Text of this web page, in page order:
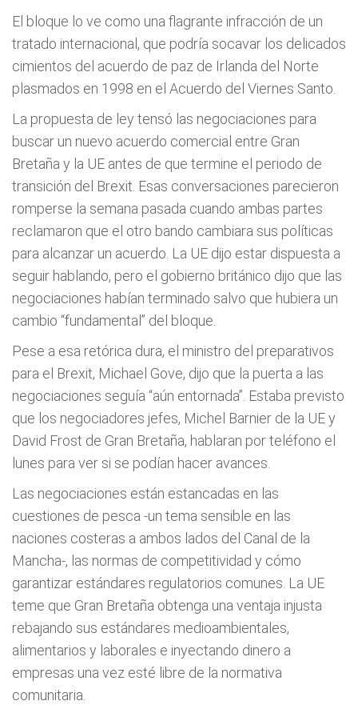
El bloque lo ve como una flagrante infracción de un
tratado internacional, que podría socavar los delicados
cimientos del acuerdo de paz de Irlanda del Norte
plasmados en 1998 en el Acuerdo del Viernes Santo.
La propuesta de ley tensó las negociaciones para
buscar un nuevo acuerdo comercial entre Gran
Bretaña y la UE antes de que termine el periodo de
transición del Brexit. Esas conversaciones parecieron
romperse la semana pasada cuando ambas partes
reclamaron que el otro bando cambiara sus políticas
para alcanzar un acuerdo. La UE dijo estar dispuesta a
seguir hablando, pero el gobierno británico dijo que las
negociaciones habían terminado salvo que hubiera un
cambio “fundamental” del bloque.
Pese a esa retórica dura, el ministro del preparativos
para el Brexit, Michael Gove, dijo que la puerta a las
negociaciones seguía “aún entornada”. Estaba previsto
que los negociadores jefes, Michel Barnier de la UE y
David Frost de Gran Bretaña, hablaran por teléfono el
lunes para ver si se podían hacer avances.
Las negociaciones están estancadas en las
cuestiones de pesca -un tema sensible en las
naciones costeras a ambos lados del Canal de la
Mancha-, las normas de competitividad y cómo
garantizar estándares regulatorios comunes. La UE
teme que Gran Bretaña obtenga una ventaja injusta
rebajando sus estándares medioambientales,
alimentarios y laborales e inyectando dinero a
empresas una vez esté libre de la normativa
comunitaria.